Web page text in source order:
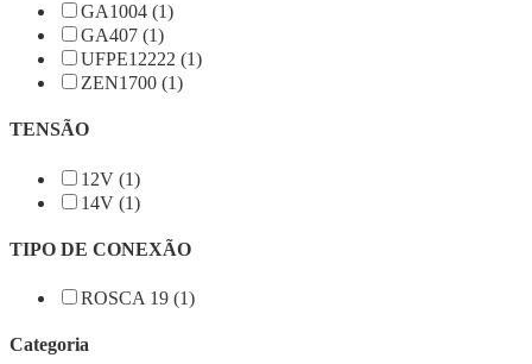
GA1004 (1)
GA407 (1)
UFPE12222 (1)
ZEN1700 (1)
TENSÃO
12V (1)
14V (1)
TIPO DE CONEXÃO
ROSCA 19 (1)
Categoria